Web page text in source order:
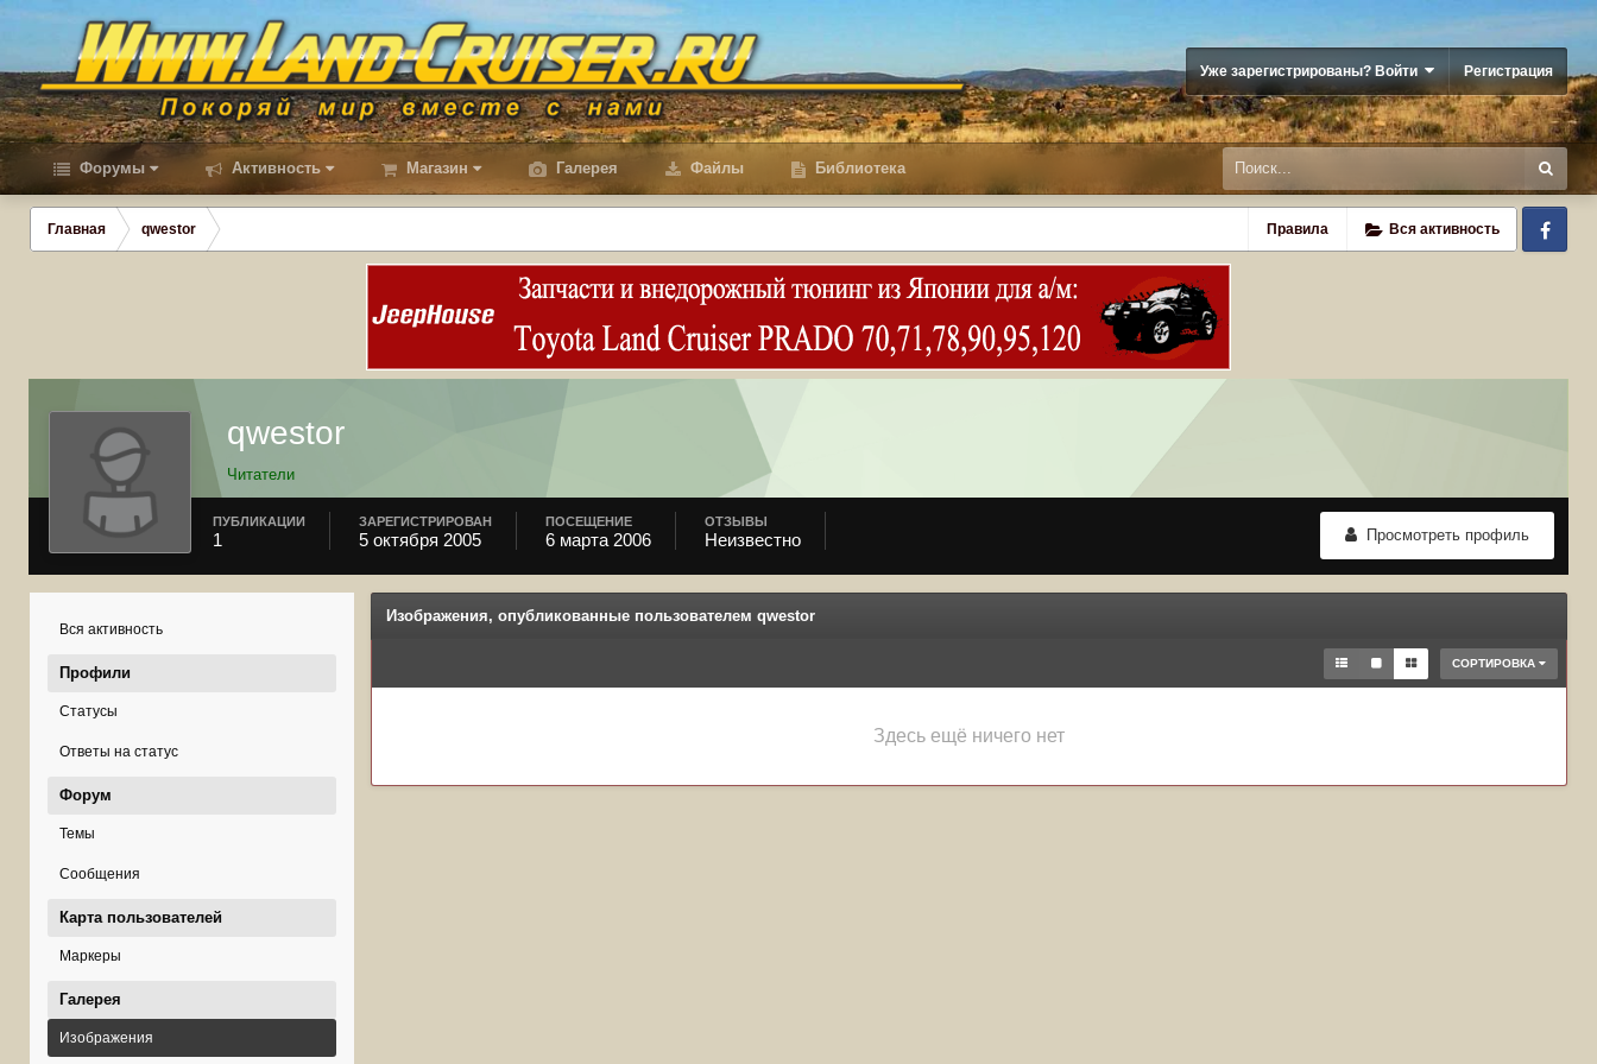
Уже зарегистрированы? Войти Регистрация
Форумы Активность Магазин Галерея Файлы Библиотека
Правила Вся активность
Главная qwestor
qwestor
Читатели
Просмотреть профиль
ПУБЛИКАЦИИ
1
ЗАРЕГИСТРИРОВАН
5 октября 2005
ПОСЕЩЕНИЕ
6 марта 2006
ОТЗЫВЫ
Неизвестно
Вся активность
Профили
Статусы
Ответы на статус
Форум
Темы
Сообщения
Карта пользователей
Маркеры
Галерея
Изображения
Изображения, опубликованные пользователем qwestor
СОРТИРОВКА
Здесь ещё ничего нет